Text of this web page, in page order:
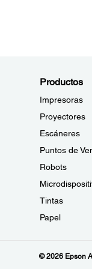
Productos
Impresoras
Proyectores
Escáneres
Puntos de
Robots
Tintas
Papel
© 2026 Epson